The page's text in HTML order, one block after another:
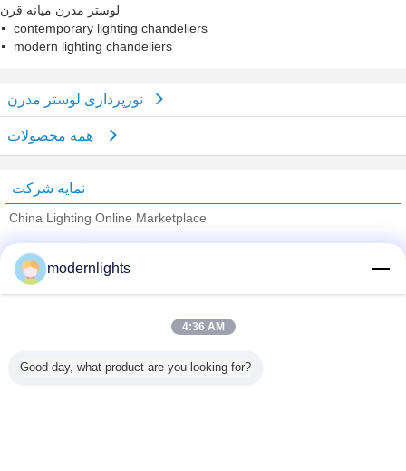
لوستر مدرن میانه قرن
contemporary lighting chandeliers
modern lighting chandeliers
نورپردازی لوستر مدرن
نمایه شرکت
China Lighting Online Marketplace
Trust Seal
Verified Suplier
همه محصولات
modernlights
4:36 AM
Good day, what product are you looking for?